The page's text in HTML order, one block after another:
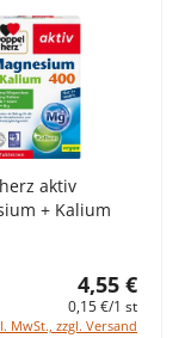
aktiv
+ Kalium
4,55 €
0,15 €/1 st
MwSt., zzgl. Versand